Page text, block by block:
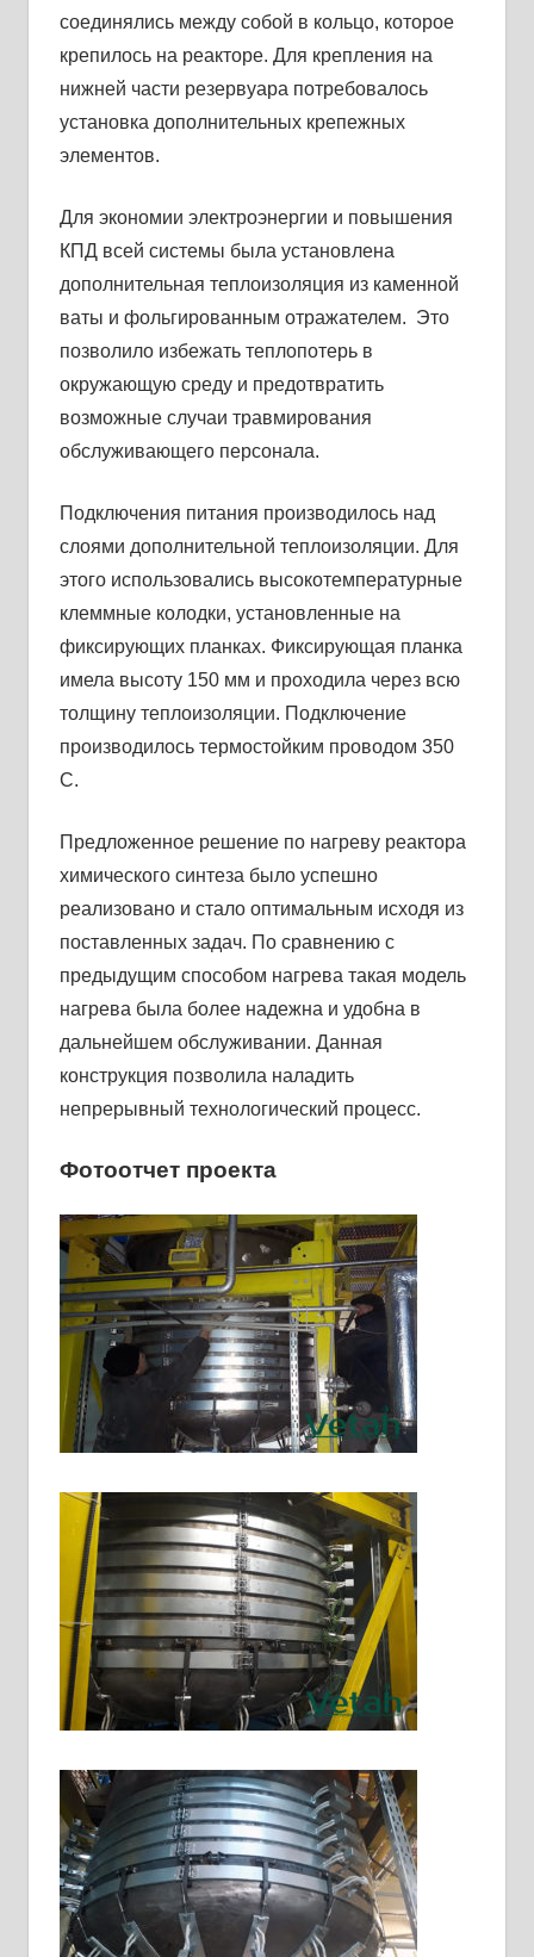
соединялись между собой в кольцо, которое
крепилось на реакторе. Для крепления на
нижней части резервуара потребовалось
установка дополнительных крепежных
элементов.
Для экономии электроэнергии и повышения
КПД всей системы была установлена
дополнительная теплоизоляция из каменной
ваты и фольгированным отражателем. Это
позволило избежать теплопотерь в
окружающую среду и предотвратить
возможные случаи травмирования
обслуживающего персонала.
Подключения питания производилось над
слоями дополнительной теплоизоляции. Для
этого использовались высокотемпературные
клеммные колодки, установленные на
фиксирующих планках. Фиксирующая планка
имела высоту 150 мм и проходила через всю
толщину теплоизоляции. Подключение
производилось термостойким проводом 350
С.
Предложенное решение по нагреву реактора
химического синтеза было успешно
реализовано и стало оптимальным исходя из
поставленных задач. По сравнению с
предыдущим способом нагрева такая модель
нагрева была более надежна и удобна в
дальнейшем обслуживании. Данная
конструкция позволила наладить
непрерывный технологический процесс.
Фотоотчет проекта